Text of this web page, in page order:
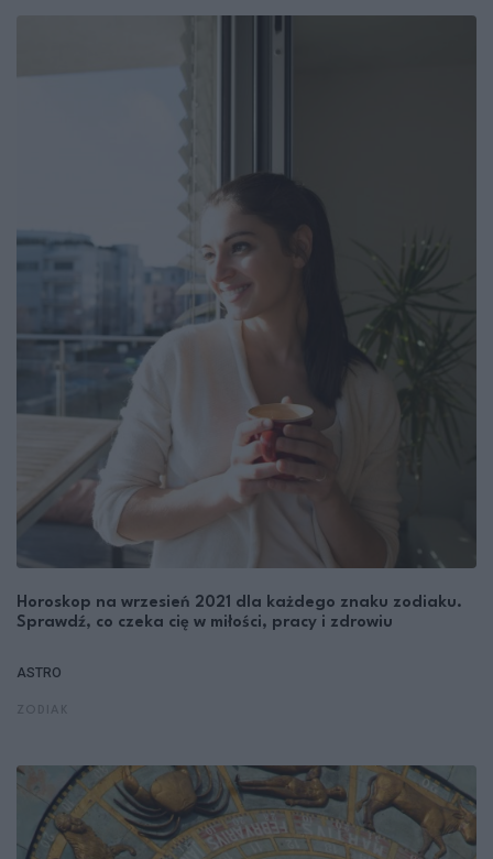
Horoskop na wrzesień 2021 dla każdego znaku zodiaku.
Sprawdź, co czeka cię w miłości, pracy i zdrowiu
ASTRO